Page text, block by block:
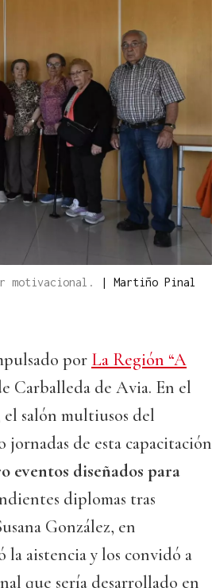
motivacional. | Martiño Pinal
por La Región “A
Carballeda de Avia. En el
salón multiusos del
de esta capacitación
eventos diseñados para
diplomas tras
González, en
aistencia y los convidó a
que sería desarrollado en